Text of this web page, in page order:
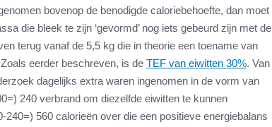
bovenop de benodigde caloriebehoefte, dan moet
die bleek te zijn ‘gevormd’ nog iets gebeurd zijn met de
terug vanaf de 5,5 kg die in theorie een toename van
eerder beschreven, is de TEF van eiwitten 30%. Van
dagelijks extra waren ingenomen in de vorm van
240 verbrand om diezelfde eiwitten te kunnen
240=) 560 calorieën over die een positieve energiebalans